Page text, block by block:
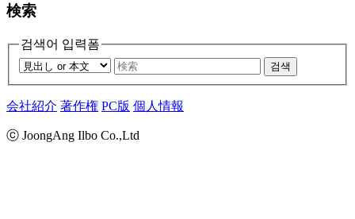
検索
검색어 입력폼
검색
会社紹介 著作権 PC版 個人情報
ⓒ JoongAng Ilbo Co.,Ltd